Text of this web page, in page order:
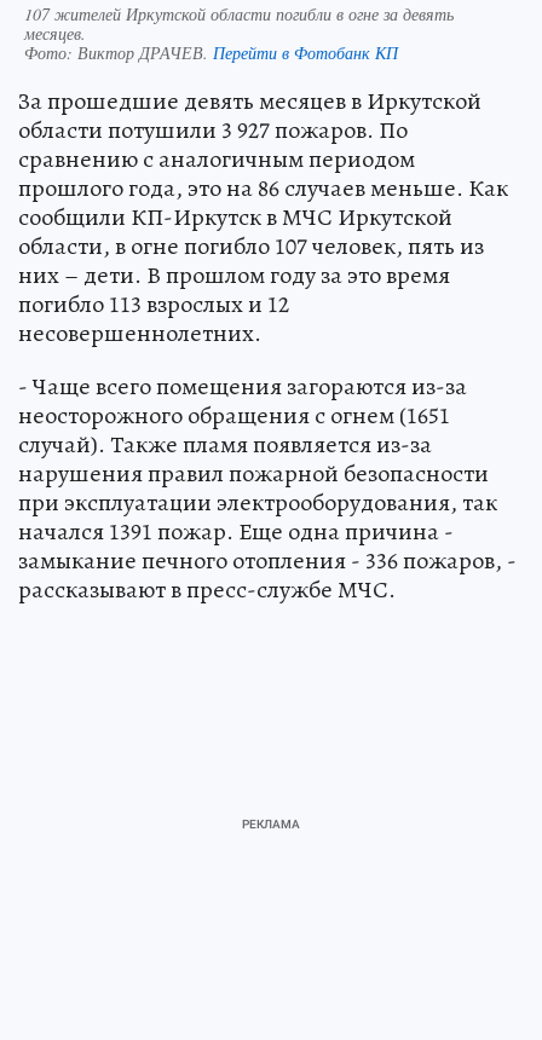
107 жителей Иркутской области погибли в огне за девять
месяцев.
Фото: Виктор ДРАЧЕВ. Перейти в Фотобанк КП
За прошедшие девять месяцев в Иркутской
области потушили 3 927 пожаров. По
сравнению с аналогичным периодом
прошлого года, это на 86 случаев меньше. Как
сообщили КП-Иркутск в МЧС Иркутской
области, в огне погибло 107 человек, пять из
них – дети. В прошлом году за это время
погибло 113 взрослых и 12
несовершеннолетних.
- Чаще всего помещения загораются из-за
неосторожного обращения с огнем (1651
случай). Также пламя появляется из-за
нарушения правил пожарной безопасности
при эксплуатации электрооборудования, так
начался 1391 пожар. Еще одна причина -
замыкание печного отопления - 336 пожаров, -
рассказывают в пресс-службе МЧС.